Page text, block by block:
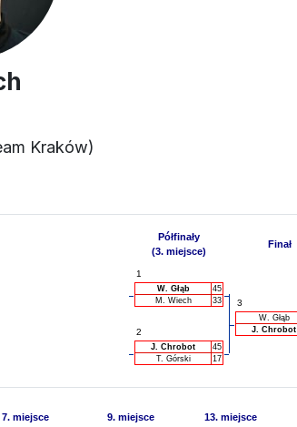
Kraków)
Półfinały
(3. miejsce)
Finał
1
W. Głąb
45
M. Wiech
33 3
2
W. Głąb
J. Chrobot
J. Chrobot
45
T. Górski
17
7. miejsce 9. miejsce 13. miejsce